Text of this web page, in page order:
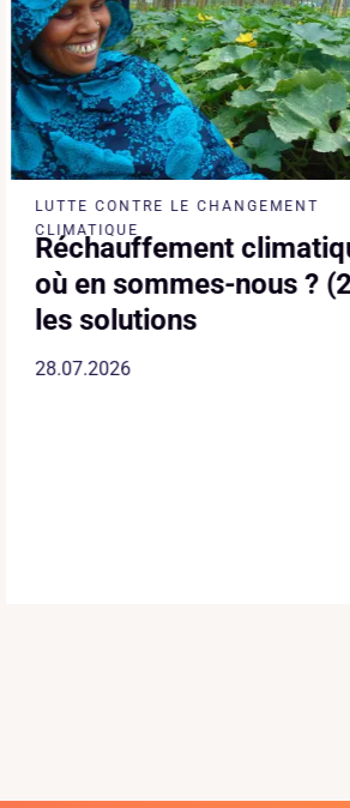
LUTTE CONTRE LE CHANGEMENT
CLIMATIQUE
Réchauffement climatique,
où en sommes-nous ? (2/2)
les solutions
28.07.2026